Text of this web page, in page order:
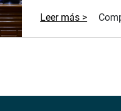
Leer más >